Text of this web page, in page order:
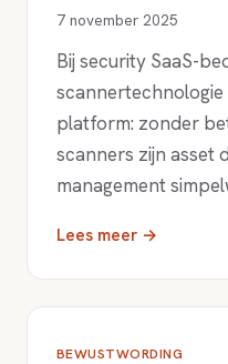
7 november 2025
Bij security SaaS-
platform: zonder
scanners zijn asset
management
Lees meer →
BEWUSTWORDING